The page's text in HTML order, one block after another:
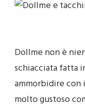
Dollme non è
schiacciata fatta
ammorbidire
molto gustoso